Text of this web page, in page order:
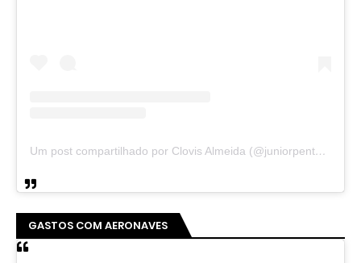
Um post compartilhado por Clovis Almeida (@juniorpentecoste01)
GASTOS COM AERONAVES